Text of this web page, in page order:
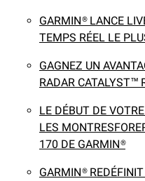
GARMIN® LANCE
TEMPS RÉEL LE
GAGNEZ UN
RADAR CATALYST™
LE DÉBUT DE
LES
170 DE GARMIN®
GARMIN®